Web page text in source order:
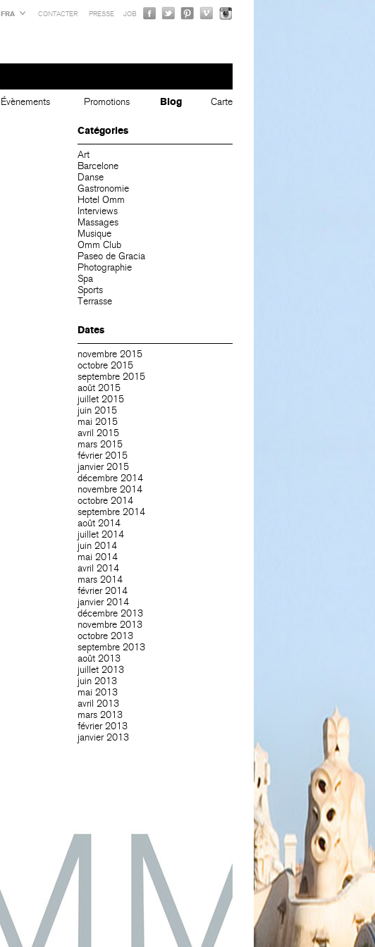
FRA CONTACTER PRESSE JOB
Évènements Promotions Blog Carte
Catégories
Art
Barcelone
Danse
Gastronomie
Hotel Omm
Interviews
Massages
Musique
Omm Club
Paseo de Gracia
Photographie
Spa
Sports
Terrasse
Dates
novembre 2015
octobre 2015
septembre 2015
août 2015
juillet 2015
juin 2015
mai 2015
avril 2015
mars 2015
février 2015
janvier 2015
décembre 2014
novembre 2014
octobre 2014
septembre 2014
août 2014
juillet 2014
juin 2014
mai 2014
avril 2014
mars 2014
février 2014
janvier 2014
décembre 2013
novembre 2013
octobre 2013
septembre 2013
août 2013
juillet 2013
juin 2013
mai 2013
avril 2013
mars 2013
février 2013
janvier 2013